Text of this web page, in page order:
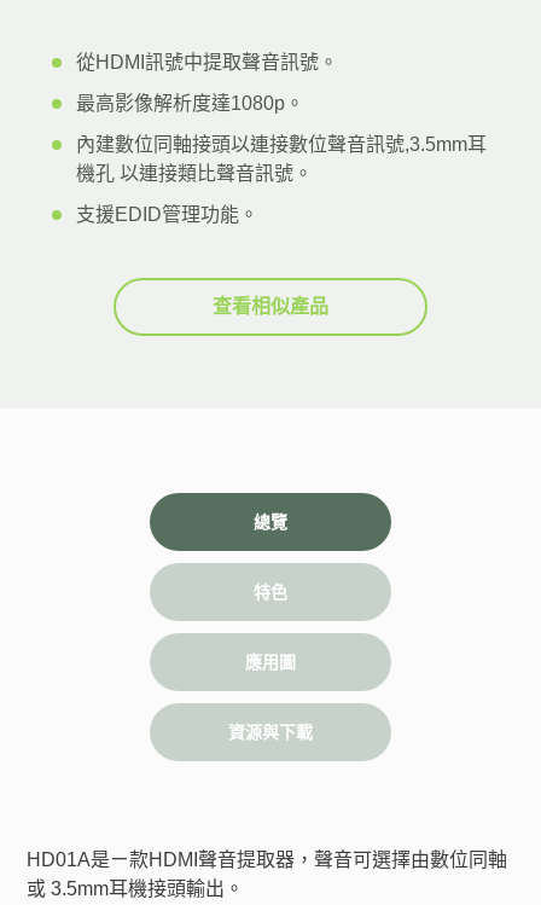
從HDMI訊號中提取聲音訊號。
最高影像解析度達1080p。
內建數位同軸接頭以連接數位聲音訊號,3.5mm耳
機孔 以連接類比聲音訊號。
支援EDID管理功能。
查看相似產品
總覽
特色
應用圖
資源與下載
HD01A是ㄧ款HDMI聲音提取器，聲音可選擇由數位同軸
或 3.5mm耳機接頭輸出。